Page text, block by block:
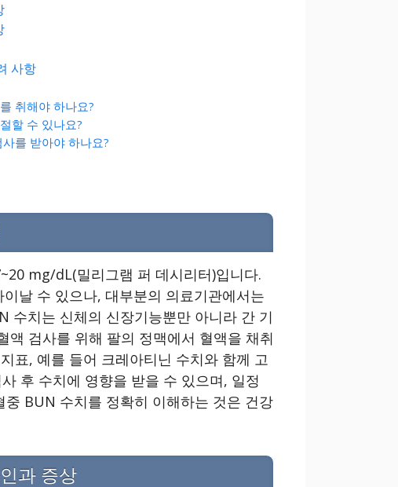
사항
취해야 하나요?
할 수 있나요?
를 받아야 하나요?
mg/dL(밀리그램 퍼 데시리터)입니다.
날 수 있으나, 대부분의 의료기관에서는
수치는 신체의 신장기능뿐만 아니라 간 기
액 검사를 위해 팔의 정맥에서 혈액을 채취
표, 예를 들어 크레아티닌 수치와 함께 고
후 수치에 영향을 받을 수 있으며, 일정
BUN 수치를 정확히 이해하는 것은 건강
과 증상